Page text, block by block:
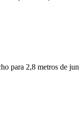
para 2,8 metros de